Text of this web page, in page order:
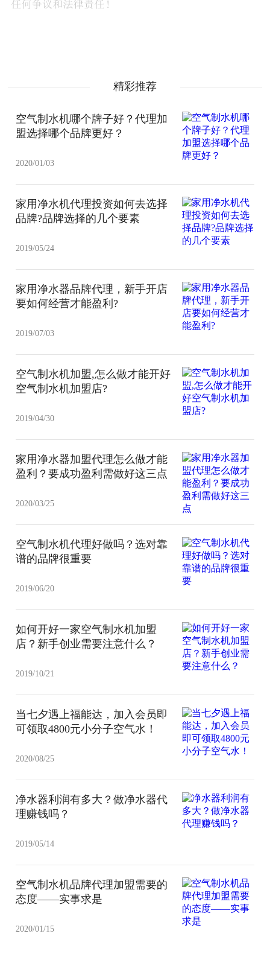
精彩推荐
空气制水机哪个牌子好？代理加
盟选择哪个品牌更好？
2020/01/03
家用净水机代理投资如何去选择
品牌?品牌选择的几个要素
2019/05/24
家用净水器品牌代理，新手开店
要如何经营才能盈利?
2019/07/03
空气制水机加盟,怎么做才能开好
空气制水机加盟店?
2019/04/30
家用净水器加盟代理怎么做才能
盈利？要成功盈利需做好这三点
2020/03/25
空气制水机代理好做吗？选对靠
谱的品牌很重要
2019/06/20
如何开好一家空气制水机加盟
店？新手创业需要注意什么？
2019/10/21
当七夕遇上福能达，加入会员即
可领取4800元小分子空气水！
2020/08/25
净水器利润有多大？做净水器代
理赚钱吗？
2019/05/14
空气制水机品牌代理加盟需要的
态度——实事求是
2020/01/15